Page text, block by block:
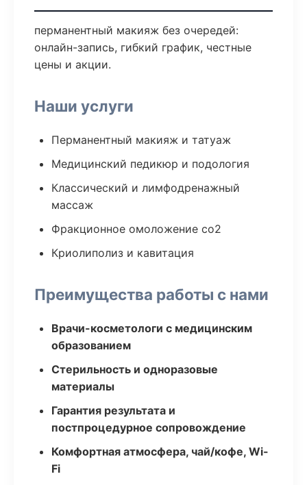
перманентный макияж без очередей:
онлайн-запись, гибкий график, честные
цены и акции.
Наши услуги
Перманентный макияж и татуаж
Медицинский педикюр и подология
Классический и лимфодренажный
массаж
Фракционное омоложение co2
Криолиполиз и кавитация
Преимущества работы с нами
Врачи-косметологи с медицинским
образованием
Стерильность и одноразовые
материалы
Гарантия результата и
постпроцедурное сопровождение
Комфортная атмосфера, чай/кофе, Wi-
Fi